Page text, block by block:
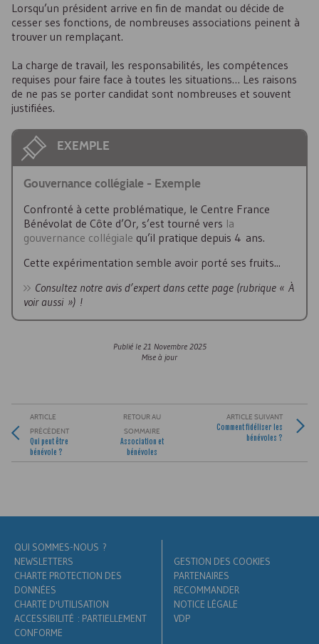
Lorsqu’un président arrive en fin de mandat ou décide de
cesser ses fonctions, de nombreuses associations peinent à
trouver un remplaçant.
La charge de travail, les responsabilités, les compétences
requises pour faire face à toutes les situations… Les raisons
de ne pas se porter candidat sont nombreuses et souvent
justifiées.
EXEMPLE
Gouvernance collégiale - Exemple
Confronté à cette problématique, le Centre France
Bénévolat de Côte d’Or, s’est tourné vers la
gouvernance collégiale qu’il pratique depuis 4 ans.
Cette expérimentation semble avoir porté ses fruits...
Consultez notre avis d’expert dans cette page (rubrique « À
voir aussi ») !
Publié le 21 Novembre 2025
Mise à jour
ARTICLE
PRÉCÉDENT
Qui peut être
bénévole ?
RETOUR AU
SOMMAIRE
Association et
bénévoles
ARTICLE SUIVANT
Comment fidéliser les
bénévoles ?
QUI SOMMES-NOUS ?
NEWSLETTERS
CHARTE PROTECTION DES
DONNÉES
CHARTE D'UTILISATION
ACCESSIBILITÉ : PARTIELLEMENT
CONFORME
GESTION DES COOKIES
PARTENAIRES
RECOMMANDER
NOTICE LÉGALE
VDP